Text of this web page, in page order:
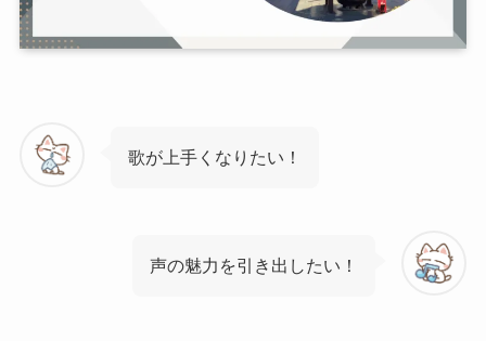
歌が上手くなりたい！
声の魅力を引き出したい！